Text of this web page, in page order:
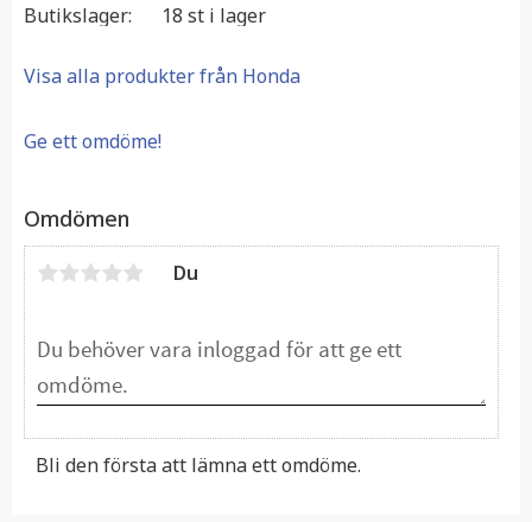
Butikslager 18 st i lager
Visa alla produkter från Honda
Ge ett omdöme!
Omdömen
Du
Bli den första att lämna ett omdöme.